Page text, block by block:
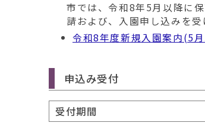
市では、令和8年5月以降に
請および、入園申し込みを受
令和8年度新規入園案内(5月
申込み受付
受付期間​